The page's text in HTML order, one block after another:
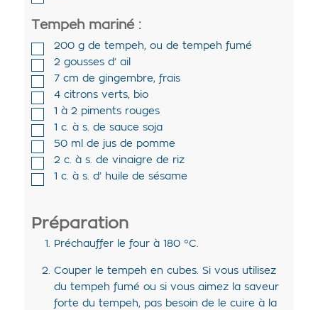
Tempeh mariné :
200 g de tempeh, ou de tempeh fumé
2 gousses d’ ail
7 cm de gingembre, frais
4 citrons verts, bio
1 à 2 piments rouges
1 c. à s. de sauce soja
50 ml de jus de pomme
2 c. à s. de vinaigre de riz
1 c. à s. d’ huile de sésame
Préparation
Préchauffer le four à 180 °C.
Couper le tempeh en cubes. Si vous utilisez
du tempeh fumé ou si vous aimez la saveur
forte du tempeh, pas besoin de le cuire à la